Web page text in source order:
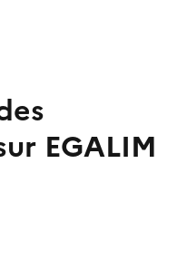
EGALIM